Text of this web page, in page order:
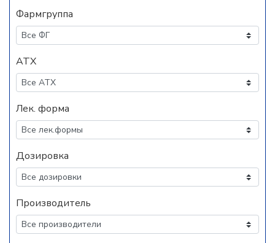
Фармгруппа
АТХ
Лек. форма
Дозировка
Производитель